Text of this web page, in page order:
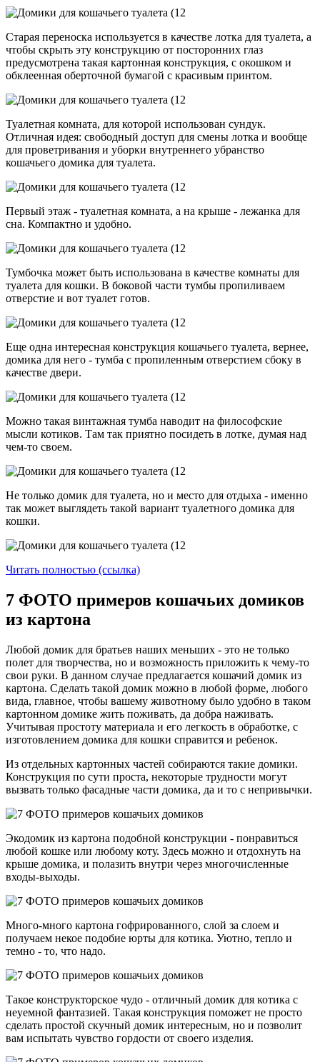
Старая переноска используется в качестве лотка для туалета, а
чтобы скрыть эту конструкцию от посторонних глаз
предусмотрена такая картонная конструкция, с окошком и
обклеенная оберточной бумагой с красивым принтом.
Туалетная комната, для которой использован сундук.
Отличная идея: свободный доступ для смены лотка и вообще
для проветривания и уборки внутреннего убранство
кошачьего домика для туалета.
Первый этаж - туалетная комната, а на крыше - лежанка для
сна. Компактно и удобно.
Тумбочка может быть использована в качестве комнаты для
туалета для кошки. В боковой части тумбы пропиливаем
отверстие и вот туалет готов.
Еще одна интересная конструкция кошачьего туалета, вернее,
домика для него - тумба с пропиленным отверстием сбоку в
качестве двери.
Можно такая винтажная тумба наводит на философские
мысли котиков. Там так приятно посидеть в лотке, думая над
чем-то своем.
Не только домик для туалета, но и место для отдыха - именно
так может выглядеть такой вариант туалетного домика для
кошки.
Читать полностью (ссылка)
7 ФОТО примеров кошачьих домиков
из картона
Любой домик для братьев наших меньших - это не только
полет для творчества, но и возможность приложить к чему-то
свои руки. В данном случае предлагается кошачий домик из
картона. Сделать такой домик можно в любой форме, любого
вида, главное, чтобы вашему животному было удобно в таком
картонном домике жить поживать, да добра наживать.
Учитывая простоту материала и его легкость в обработке, с
изготовлением домика для кошки справится и ребенок.
Из отдельных картонных частей собираются такие домики.
Конструкция по сути проста, некоторые трудности могут
вызвать только фасадные части домика, да и то с непривычки.
Экодомик из картона подобной конструкции - понравиться
любой кошке или любому коту. Здесь можно и отдохнуть на
крыше домика, и полазить внутри через многочисленные
входы-выходы.
Много-много картона гофрированного, слой за слоем и
получаем некое подобие юрты для котика. Уютно, тепло и
темно - то, что надо.
Такое конструкторское чудо - отличный домик для котика с
неуемной фантазией. Такая конструкция поможет не просто
сделать простой скучный домик интересным, но и позволит
вам испытать чувство гордости от своего изделия.